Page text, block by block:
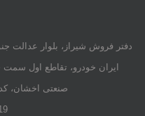
دفتر فروش شیراز، بلوار عدالت
ایران خودرو، تقاطع اول
صنعتی اخشان، کدپستی: